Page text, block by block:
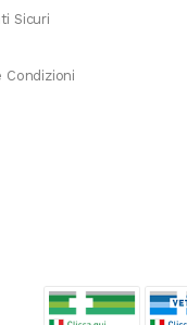
Sicuri
Condizioni